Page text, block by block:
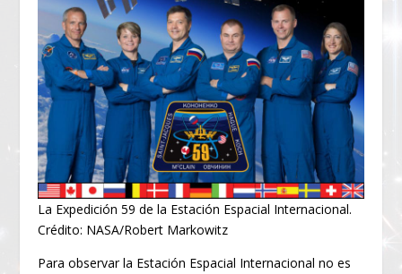
La Expedición 59 de la Estación Espacial Internacional.
Crédito: NASA/Robert Markowitz
Para observar la Estación Espacial Internacional no es